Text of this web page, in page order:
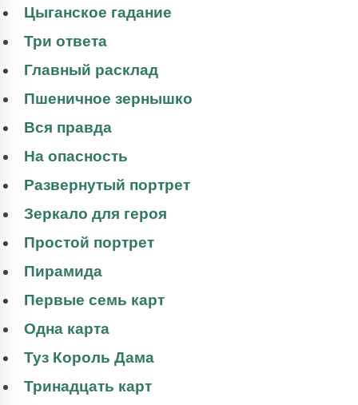
Цыганское гадание
Три ответа
Главный расклад
Пшеничное зернышко
Вся правда
На опасность
Развернутый портрет
Зеркало для героя
Простой портрет
Пирамида
Первые семь карт
Одна карта
Туз Король Дама
Тринадцать карт